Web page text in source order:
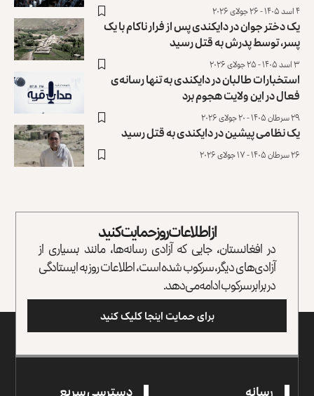
۴ اسد ۱۴۰۵ - ۲۶ جولای ۲۰۲۶
یک دختر جوان در دایکندی پس از فرار ناکام با یک
پسر، توسط پدرش ‏به قتل رسید
۳ اسد ۱۴۰۵ - ۲۵ جولای ۲۰۲۶
استخبارات طالبان در دایکندی به تنها رسانه‌‌ی
فعال در این ولایت هجوم برد
۲۹ سرطان ۱۴۰۵ - ۲۰ جولای ۲۰۲۶
یک نظامی پیشین در دایکندی به قتل رسید
۲۶ سرطان ۱۴۰۵ - ۱۷ جولای ۲۰۲۶
از اطلاعات روز حمایت کنید
در افغانستان، جایی که آزادی رسانه‌ها، مانند بسیاری از
آزادی‌های دیگر، سرکوب شده است، اطلاعات روز به ایستادگی
در برابر سرکوب ادامه می‌دهد.
برای حمایت اینجا کلیک کنید